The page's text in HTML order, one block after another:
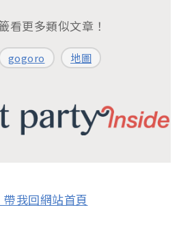
看更多類似文章！
gogoro 地圖
帶我回網站首頁